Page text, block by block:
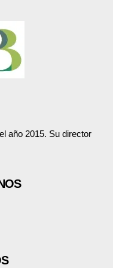
año 2015. Su director